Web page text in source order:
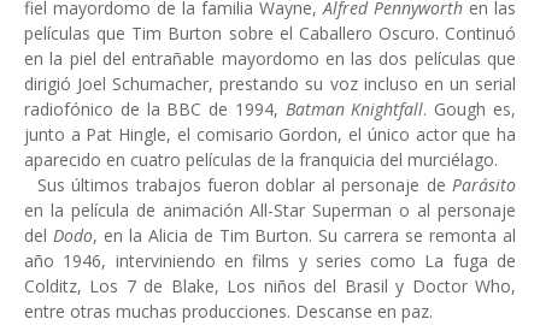
fiel mayordomo de la familia Wayne,Alfred Pennyworth en las
películas que Tim Burton sobre el Caballero Oscuro. Continuó
en la piel del entrañable mayordomo en las dos películas que
dirigió Joel Schumacher, prestando su voz incluso en un serial
radiofónico de la BBC de 1994, Batman Knightfall. Gough es,
junto a Pat Hingle, el comisario Gordon, el único actor que ha
aparecido en cuatro películas de la franquicia del murciélago.
Sus últimos trabajos fueron doblar al personaje de Parásito
en la película de animación All-Star Superman o al personaje
del Dodo, en la Alicia de Tim Burton. Su carrera se remonta al
año 1946, interviniendo en films y series como La fuga de
Colditz, Los 7 de Blake, Los niños del Brasil y Doctor Who,
entre otras muchas producciones. Descanse en paz.